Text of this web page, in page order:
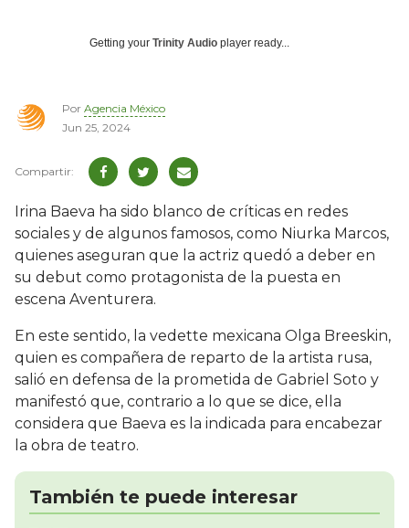
Getting your Trinity Audio player ready...
Por Agencia México
Jun 25, 2024
Irina Baeva ha sido blanco de críticas en redes
sociales y de algunos famosos, como Niurka Marcos,
quienes aseguran que la actriz quedó a deber en
su debut como protagonista de la puesta en
escena Aventurera.
En este sentido, la vedette mexicana Olga Breeskin,
quien es compañera de reparto de la artista rusa,
salió en defensa de la prometida de Gabriel Soto y
manifestó que, contrario a lo que se dice, ella
considera que Baeva es la indicada para encabezar
la obra de teatro.
También te puede interesar